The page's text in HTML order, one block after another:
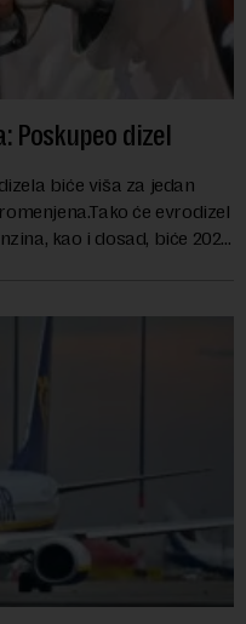
Poskupeo dizel
biće viša za jedan
će evrodizel
kao i dosad, biće 202